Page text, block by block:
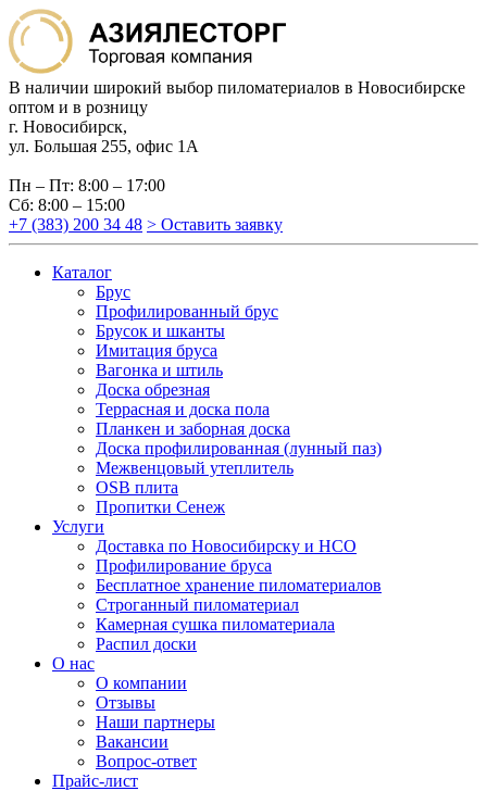
В наличии широкий выбор пиломатериалов в Новосибирске
оптом и в розницу
г. Новосибирск,
ул. Большая 255, офис 1А
Пн – Пт: 8:00 – 17:00
Сб: 8:00 – 15:00
+7 (383) 200 34 48 > Оставить заявку
Каталог
Брус
Профилированный брус
Брусок и шканты
Имитация бруса
Вагонка и штиль
Доска обрезная
Террасная и доска пола
Планкен и заборная доска
Доска профилированная (лунный паз)
Межвенцовый утеплитель
OSB плита
Пропитки Сенеж
Услуги
Доставка по Новосибирску и НСО
Профилирование бруса
Бесплатное хранение пиломатериалов
Строганный пиломатериал
Камерная сушка пиломатериала
Распил доски
О нас
О компании
Отзывы
Наши партнеры
Вакансии
Вопрос-ответ
Прайс-лист